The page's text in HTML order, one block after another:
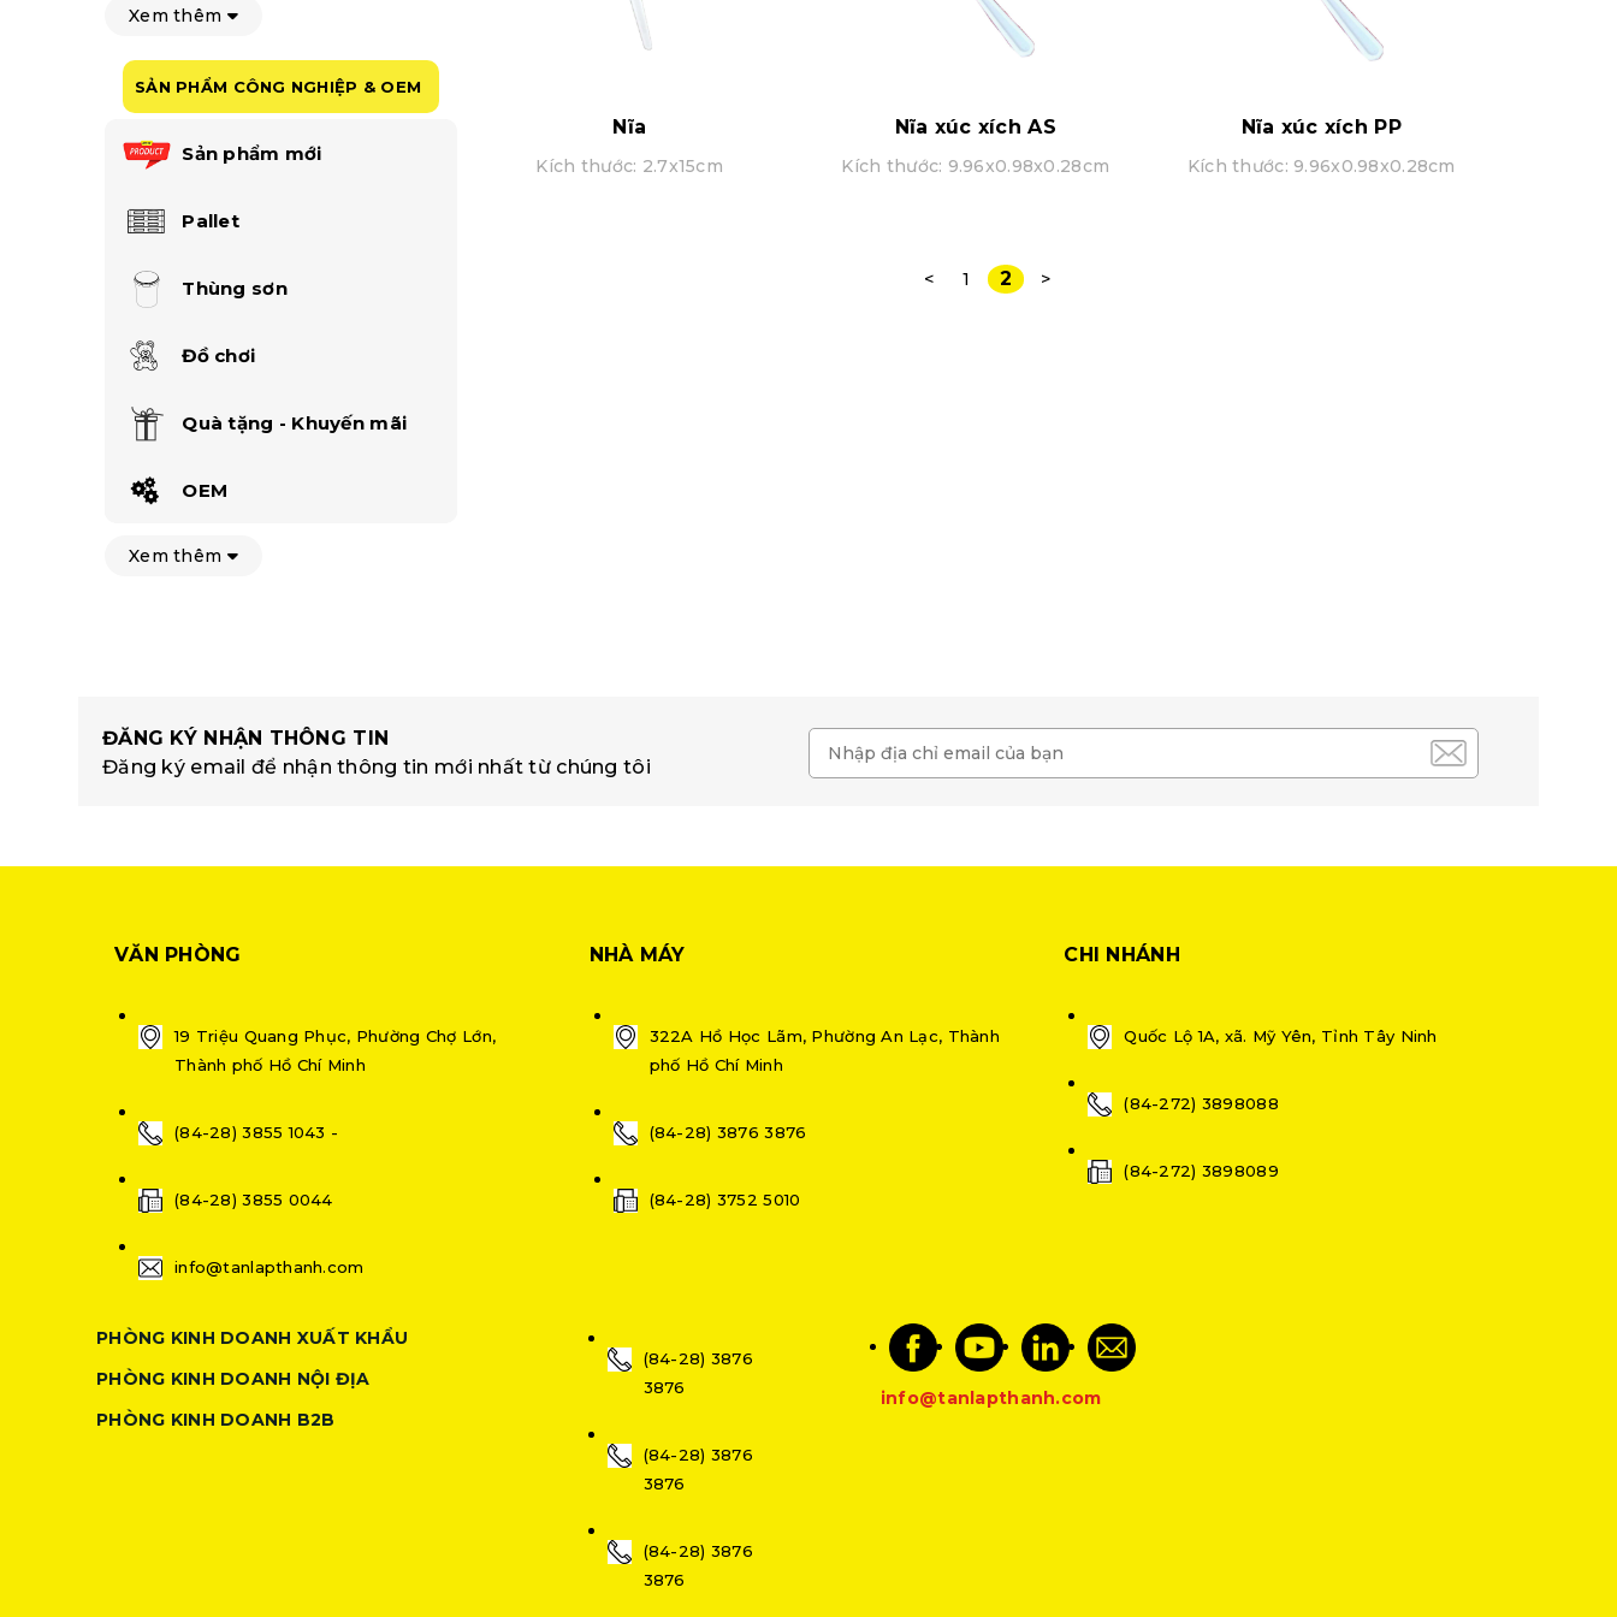
Xem thêm
SẢN PHẨM CÔNG NGHIỆP & OEM
Sản phẩm mới
Pallet
Thùng sơn
Đồ chơi
Quà tặng - Khuyến mãi
OEM
Xem thêm
Nĩa
Kích thước: 2.7x15cm
Nĩa xúc xích AS
Kích thước: 9.96x0.98x0.28cm
Nĩa xúc xích PP
Kích thước: 9.96x0.98x0.28cm
< 1 2 >
ĐĂNG KÝ NHẬN THÔNG TIN
Đăng ký email để nhận thông tin mới nhất từ chúng tôi
VĂN PHÒNG
19 Triệu Quang Phục, Phường Chợ Lớn,
Thành phố Hồ Chí Minh
(84-28) 3855 1043 -
(84-28) 3855 0044
info@tanlapthanh.com
NHÀ MÁY
322A Hồ Học Lãm, Phường An Lạc, Thành
phố Hồ Chí Minh
(84-28) 3876 3876
(84-28) 3752 5010
CHI NHÁNH
Quốc Lộ 1A, xã. Mỹ Yên, Tỉnh Tây Ninh
(84-272) 3898088
(84-272) 3898089
PHÒNG KINH DOANH XUẤT KHẨU
PHÒNG KINH DOANH NỘI ĐỊA
PHÒNG KINH DOANH B2B
(84-28) 3876
3876
(84-28) 3876
3876
(84-28) 3876
3876
info@tanlapthanh.com